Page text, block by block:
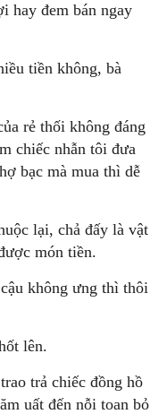
hay đem bán ngay
tiền không, bà
rẻ thối không đáng
chiếc nhẫn tôi đưa
bạc mà mua thì dễ
lại, chả đấy là vật
món tiền.
không ưng thì thôi
lên.
trả chiếc đồng hồ
uất đến nỗi toan bỏ